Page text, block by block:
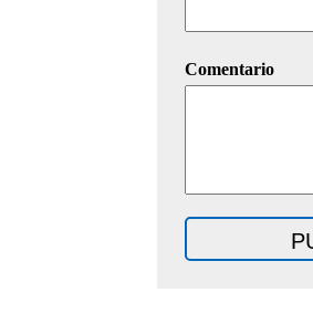
Comentario